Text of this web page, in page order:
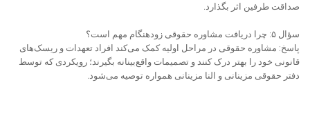
صداقت طرفین اثر بگذارد.
سؤال ۵: چرا دریافت مشاوره حقوقی زودهنگام مهم است؟
پاسخ: مشاوره حقوقی در مراحل اولیه کمک می‌کند افراد تعهدات و ریسک‌های
قانونی خود را بهتر درک کنند و تصمیمات واقع‌بینانه بگیرند؛ رویکردی که توسط
دفتر حقوقی مزینانی و النا مزینانی همواره توصیه می‌شود.